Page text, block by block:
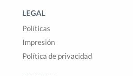
LEGAL
Políticas
Impresión
Política de privacidad